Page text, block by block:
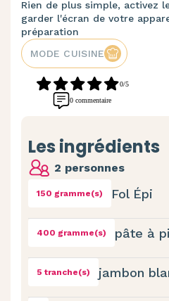
Rien de plus simple, activez
garder l'écran de votre
préparation
MODE CUISINE
0/5
0 commentaire
Les ingrédients
2 personnes
150 gramme(s) Fol Épi
400 gramme(s) pâte à
5 tranche(s) jambon